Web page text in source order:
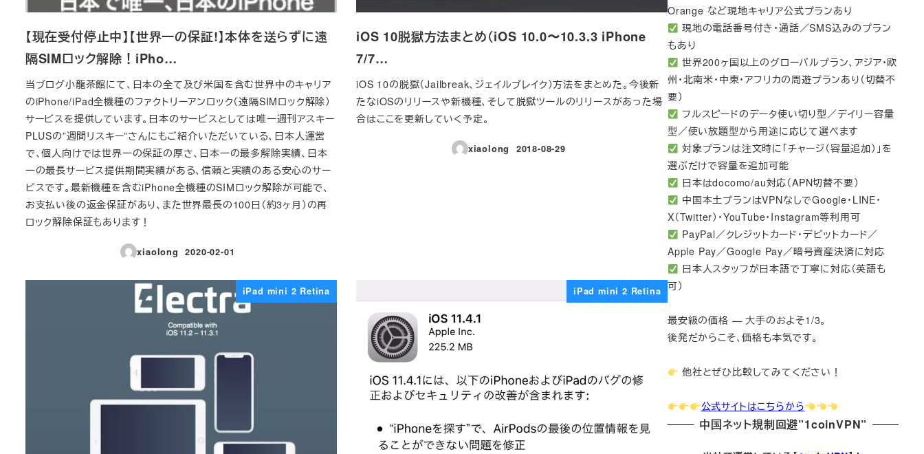
【現在受付停止中】【世界一の保証!】本体を送らずに遠
隔SIMロック解除！iPho…
当ブログ小龍茶館にて、日本の全て及び米国を含む世界中のキャリア
のiPhone/iPad全機種のファクトリーアンロック（遠隔SIMロック解除）
サービスを提供しています。日本のサービスとしては唯一週刊アスキー
PLUSの”週間リスキー”さんにもご紹介いただいている、日本人運営
で、個人向けでは世界一の保証の厚さ、日本一の最多解除実績、日本
一の最長サービス提供期間実績がある、信頼と実績のある安心のサー
ビスです。最新機種を含むiPhone全機種のSIMロック解除が可能で、
お支払い後の返金保証があり、また世界最長の100日（約3ヶ月）の再
ロック解除保証もあります！
xiaolong
投稿日
2020-02-01
iOS 10脱獄方法まとめ（iOS 10.0〜10.3.3 iPhone
7/7…
iOS 10の脱獄（Jailbreak、ジェイルブレイク）方法をまとめた。今後新
たなiOSのリリースや新機種、そして脱獄ツールのリリースがあった場
合はここを更新していく予定。
xiaolong
投稿日
2018-08-29
iPad mini 2 Retina iPad mini 2 Retina
Orange など現地キャリア公式プランあり
現地の電話番号付き・通話／SMS込みのプラン
もあり
世界200ヶ国以上のグローバルプラン、アジア・欧
州・北南米・中東・アフリカの周遊プランあり（切替不
要）
フルスピードのデータ使い切り型／デイリー容量
型／使い放題型から用途に応じて選べます
対象プランは注文時に「チャージ（容量追加）」を
選ぶだけで容量を追加可能
日本はdocomo/au対応（APN切替不要）
中国本土プランはVPNなしでGoogle・LINE・
X（Twitter）・YouTube・Instagram等利用可
PayPal／クレジットカード・デビットカード／
Apple Pay／Google Pay／暗号資産決済に対応
日本人スタッフが日本語で丁寧に対応（英語も
可）
最安級の価格 — 大手のおよそ1/3。
後発だからこそ、価格も本気です。
他社とぜひ比較してみてください！
公式サイトはこちらから
中国ネット規制回避”1coinVPN”